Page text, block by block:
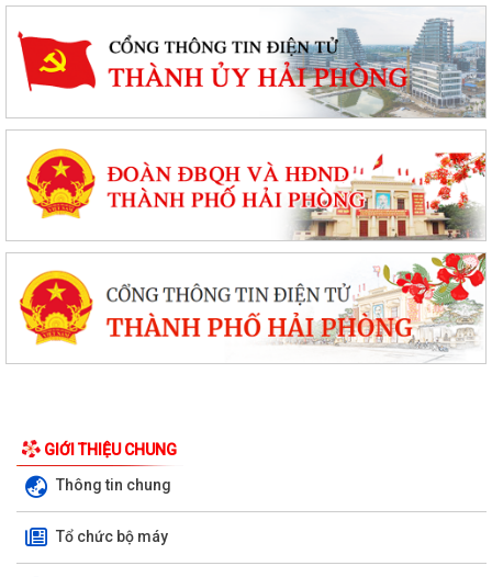
GIỚI THIỆU CHUNG
Thông tin chung
Tổ chức bộ máy